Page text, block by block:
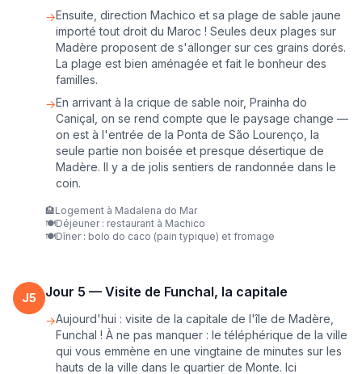
→Ensuite, direction Machico et sa plage de sable jaune
importé tout droit du Maroc ! Seules deux plages sur
Madère proposent de s'allonger sur ces grains dorés.
La plage est bien aménagée et fait le bonheur des
familles.
→En arrivant à la crique de sable noir, Prainha do
Caniçal, on se rend compte que le paysage change —
on est à l'entrée de la Ponta de São Lourenço, la
seule partie non boisée et presque désertique de
Madère. Il y a de jolis sentiers de randonnée dans le
coin.
🏨Logement à Madalena do Mar
🍽️Déjeuner : restaurant à Machico
🍽️Dîner : bolo do caco (pain typique) et fromage
J5 Jour 5 — Visite de Funchal, la capitale
→Aujourd'hui : visite de la capitale de l'île de Madère,
Funchal ! À ne pas manquer : le téléphérique de la ville
qui vous emmène en une vingtaine de minutes sur les
hauts de la ville dans le quartier de Monte. Ici